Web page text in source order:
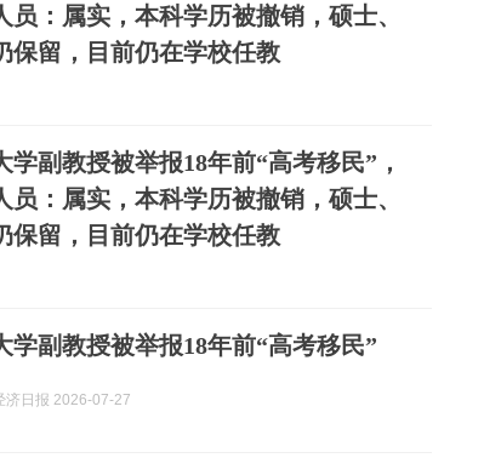
员：属实，本科学历被撤销，硕士、
保留，目前仍在学校任教
学副教授被举报18年前“高考移民”，
员：属实，本科学历被撤销，硕士、
保留，目前仍在学校任教
学副教授被举报18年前“高考移民”
济日报 2026-07-27